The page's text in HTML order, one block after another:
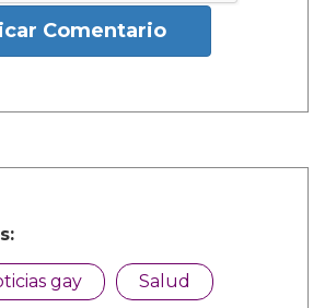
Comentario
gay Salud